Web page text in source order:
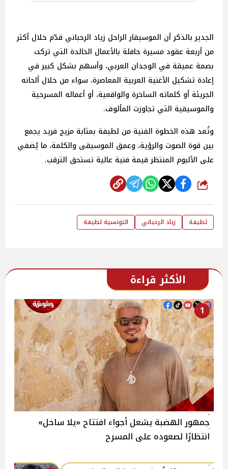
الجدير بالذكر أن الموسيقار الراحل زياد الرحباني قدّم خلال أكثر
من أربعة عقود مسيرة حافلة بالأعمال الخالدة التي تركت
بصمة عميقة في الوجدان العربي، وأسهم بشكل كبير في
إعادة تشكيل الأغنية العربية المعاصرة، سواء من خلال ألحانه
الجريئة أو كلماته الساخرة والواقعية، أو أعماله المسرحية
والموسيقية التي تجاوزت المألوف.
وتُعد هذه الخطوة الفنية من لطيفة بمثابة مزيج فريد يجمع
بين قوة الصوت والرؤية، وعمق الموسيقى والكلمة، ما يُضفي
على الألبوم المنتظر قيمة فنية عالية تستحق الترقب.
شارك
لطيفة زياد الرحباني التونسية لطيفة
الأكثر قراءة
1
جمهور الهضبة يشعل أجواء افتتاح «يلا ساحل»
انتظارًا لصعوده على المسرح